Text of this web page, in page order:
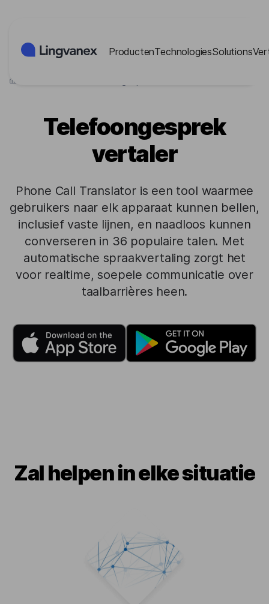
ProductenTechnologiesSolutions
Telefoongesprek
vertaler
Phone Call Translator is een tool waarmee
gebruikers naar elk apparaat kunnen bellen,
inclusief vaste lijnen, en naadloos kunnen
converseren in 36 populaire talen. Met
automatische spraakvertaling zorgt het
voor realtime, soepele communicatie over
taalbarrières heen.
Zal helpen in elke situatie